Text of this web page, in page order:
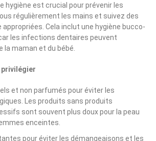
hygiène est crucial pour prévenir les
régulièrement les mains et suivez des
appropriées. Cela inclut une hygiène bucco-
les infections dentaires peuvent
maman et du bébé.
privilégier
et non parfumés pour éviter les
Les produits sans produits
sont souvent plus doux pour la peau
enceintes.
pour éviter les démangeaisons et les